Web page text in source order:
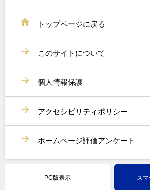
トップページに戻る
このサイトについて
個人情報保護
アクセシビリティポリシー
ホームページ評価アンケート
PC版表示 ス